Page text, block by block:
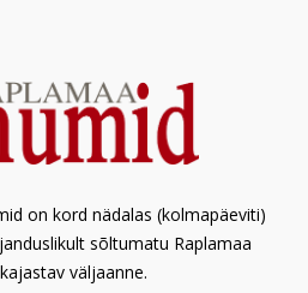
on kord nädalas (kolmapäeviti)
sõltumatu Raplamaa
väljaanne.